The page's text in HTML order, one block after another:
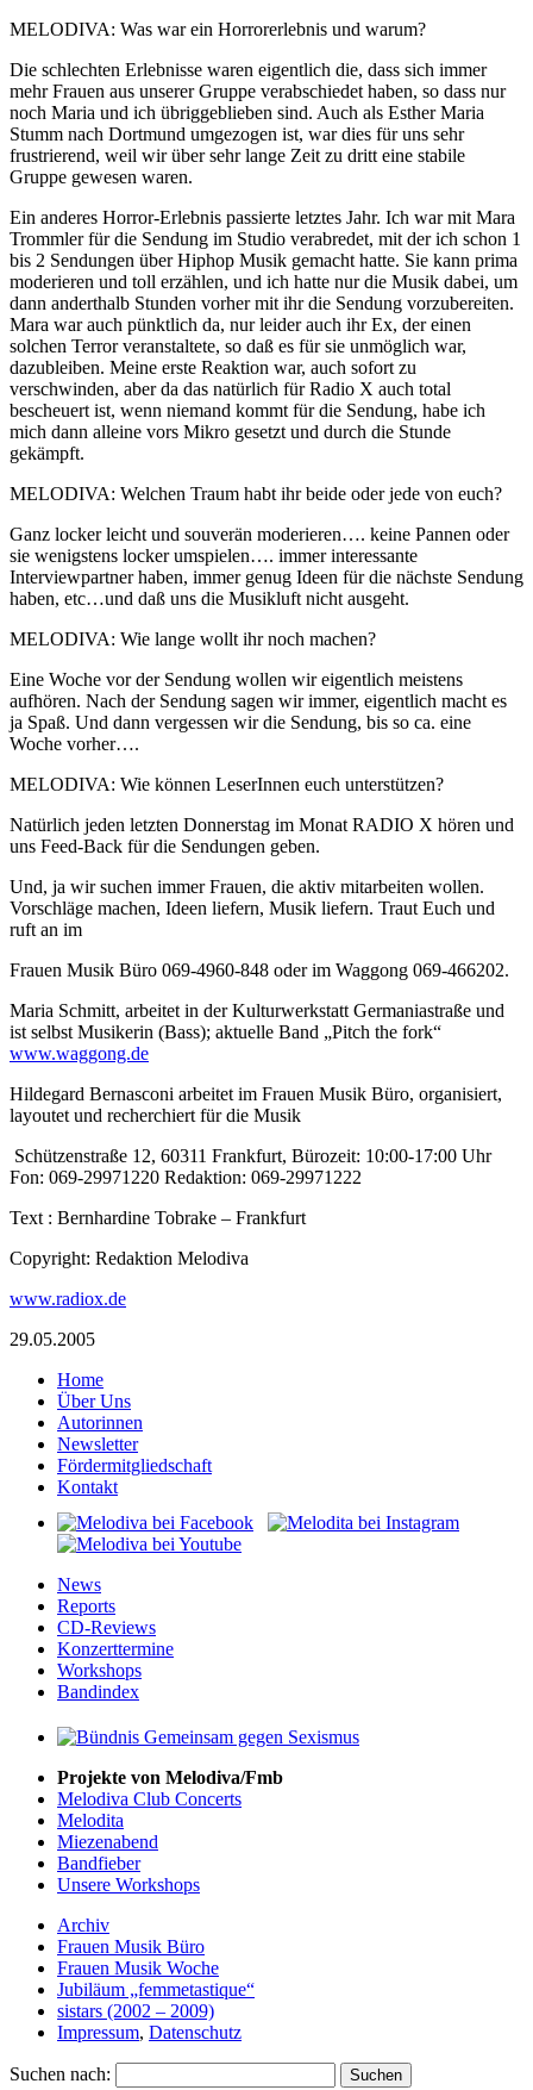
MELODIVA: Was war ein Horrorerlebnis und warum?
Die schlechten Erlebnisse waren eigentlich die, dass sich immer
mehr Frauen aus unserer Gruppe verabschiedet haben, so dass nur
noch Maria und ich übriggeblieben sind. Auch als Esther Maria
Stumm nach Dortmund umgezogen ist, war dies für uns sehr
frustrierend, weil wir über sehr lange Zeit zu dritt eine stabile
Gruppe gewesen waren.
Ein anderes Horror-Erlebnis passierte letztes Jahr. Ich war mit Mara
Trommler für die Sendung im Studio verabredet, mit der ich schon 1
bis 2 Sendungen über Hiphop Musik gemacht hatte. Sie kann prima
moderieren und toll erzählen, und ich hatte nur die Musik dabei, um
dann anderthalb Stunden vorher mit ihr die Sendung vorzubereiten.
Mara war auch pünktlich da, nur leider auch ihr Ex, der einen
solchen Terror veranstaltete, so daß es für sie unmöglich war,
dazubleiben. Meine erste Reaktion war, auch sofort zu
verschwinden, aber da das natürlich für Radio X auch total
bescheuert ist, wenn niemand kommt für die Sendung, habe ich
mich dann alleine vors Mikro gesetzt und durch die Stunde
gekämpft.
MELODIVA: Welchen Traum habt ihr beide oder jede von euch?
Ganz locker leicht und souverän moderieren…. keine Pannen oder
sie wenigstens locker umspielen…. immer interessante
Interviewpartner haben, immer genug Ideen für die nächste Sendung
haben, etc…und daß uns die Musikluft nicht ausgeht.
MELODIVA: Wie lange wollt ihr noch machen?
Eine Woche vor der Sendung wollen wir eigentlich meistens
aufhören. Nach der Sendung sagen wir immer, eigentlich macht es
ja Spaß. Und dann vergessen wir die Sendung, bis so ca. eine
Woche vorher….
MELODIVA: Wie können LeserInnen euch unterstützen?
Natürlich jeden letzten Donnerstag im Monat RADIO X hören und
uns Feed-Back für die Sendungen geben.
Und, ja wir suchen immer Frauen, die aktiv mitarbeiten wollen.
Vorschläge machen, Ideen liefern, Musik liefern. Traut Euch und
ruft an im
Frauen Musik Büro 069-4960-848 oder im Waggong 069-466202.
Maria Schmitt, arbeitet in der Kulturwerkstatt Germaniastraße und
ist selbst Musikerin (Bass); aktuelle Band „Pitch the fork“
www.waggong.de
Hildegard Bernasconi arbeitet im Frauen Musik Büro, organisiert,
layoutet und recherchiert für die Musik
Schützenstraße 12, 60311 Frankfurt, Bürozeit: 10:00-17:00 Uhr
Fon: 069-29971220 Redaktion: 069-29971222
Text : Bernhardine Tobrake – Frankfurt
Copyright: Redaktion Melodiva
www.radiox.de
29.05.2005
Home
Über Uns
Autorinnen
Newsletter
Fördermitgliedschaft
Kontakt
News
Reports
CD-Reviews
Konzerttermine
Workshops
Bandindex
Projekte von Melodiva/Fmb
Melodiva Club Concerts
Melodita
Miezenabend
Bandfieber
Unsere Workshops
Archiv
Frauen Musik Büro
Frauen Musik Woche
Jubiläum „femmetastique“
sistars (2002 – 2009)
Impressum, Datenschutz
Suchen nach: